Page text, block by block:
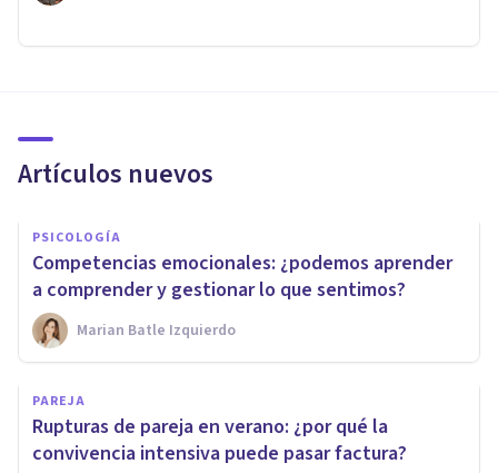
Artículos nuevos
PSICOLOGÍA
Competencias emocionales: ¿podemos aprender
a comprender y gestionar lo que sentimos?
Marian Batle Izquierdo
PAREJA
Rupturas de pareja en verano: ¿por qué la
convivencia intensiva puede pasar factura?